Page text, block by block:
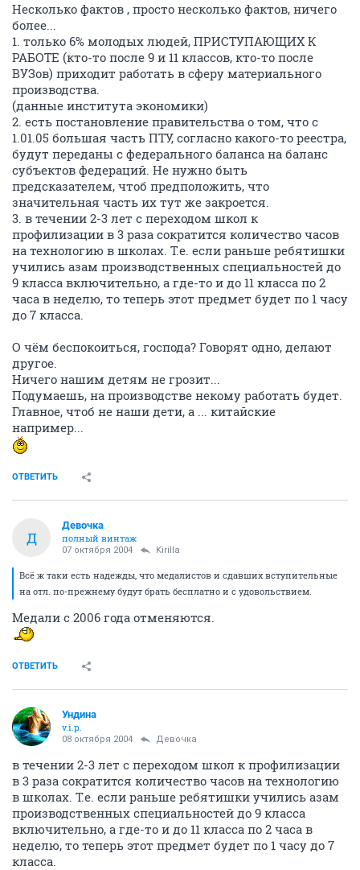
Несколько фактов , просто несколько фактов, ничего
более...
1. только 6% молодых людей, ПРИСТУПАЮЩИХ К
РАБОТЕ (кто-то после 9 и 11 классов, кто-то после
ВУЗов) приходит работать в сферу материального
производства.
(данные института экономики)
2. есть постановление правительства о том, что с
1.01.05 большая часть ПТУ, согласно какого-то реестра,
будут переданы с федерального баланса на баланс
субъектов федераций. Не нужно быть
предсказателем, чтоб предположить, что
значительная часть их тут же закроется.
3. в течении 2-3 лет с переходом школ к
профилизации в 3 раза сократится количество часов
на технологию в школах. Т.е. если раньше ребятишки
учились азам производственных специальностей до
9 класса включительно, а где-то и до 11 класса по 2
часа в неделю, то теперь этот предмет будет по 1 часу
до 7 класса.
О чём беспокоиться, господа? Говорят одно, делают
другое.
Ничего нашим детям не грозит...
Подумаешь, на производстве некому работать будет.
Главное, чтоб не наши дети, а ... китайские
например...
ОТВЕТИТЬ
Д
Девочка
полный винтаж
07 октября 2004 Kirilla
Всё ж таки есть надежды, что медалистов и сдавших вступительные
на отл. по-прежнему будут брать бесплатно и с удовольствием.
Медали с 2006 года отменяются.
ОТВЕТИТЬ
Ундина
v.i.p.
08 октября 2004 Девочка
в течении 2-3 лет с переходом школ к профилизации
в 3 раза сократится количество часов на технологию
в школах. Т.е. если раньше ребятишки учились азам
производственных специальностей до 9 класса
включительно, а где-то и до 11 класса по 2 часа в
неделю, то теперь этот предмет будет по 1 часу до 7
класса.